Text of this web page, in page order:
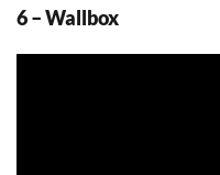
6 – Wallbox